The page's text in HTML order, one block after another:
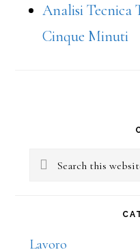
Analisi Tecnica
Cinque Minuti
Sidebar
Search
Lavoro